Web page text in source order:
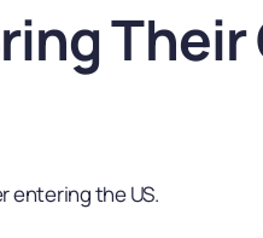
entering the US.